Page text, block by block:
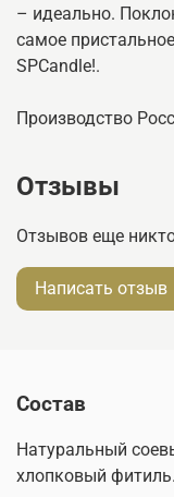
– идеально.
самое
SPCandle!.
Производство
Отзывы
Отзывов еще
Написать отзыв
Состав
Натуральный
хлопковый